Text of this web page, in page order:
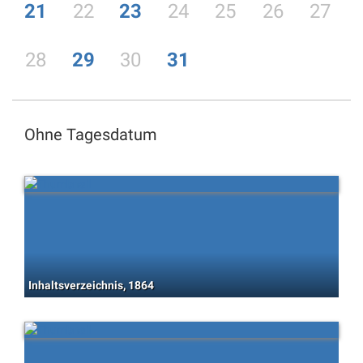
21 22 23 24 25 26 27
28 29 30 31
Ohne Tagesdatum
Inhaltsverzeichnis, 1864